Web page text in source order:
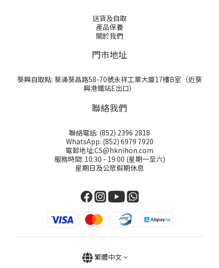
送貨及自取
產品保養
關於我們
門巿地址
葵興自取點: 葵涌葵昌路58-70號永祥工業大厦17樓B室（近葵
興港鐵站E出口）
聯絡我們
聯絡電話: (852) 2396 2818
WhatsApp: (852) 6979 7920
電郵地址:CS@hknihon.com
服務時間: 10:30 - 19:00 (星期一至六)
星期日及公眾假期休息
繁體中文